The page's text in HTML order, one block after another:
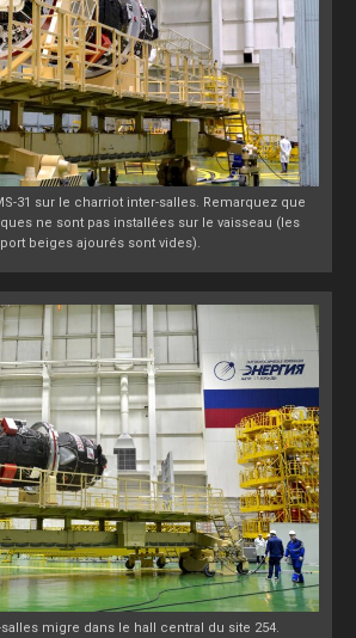
31 sur le charriot inter-salles. Remarquez que
ne sont pas installées sur le vaisseau (les
beiges ajourés sont vides).
migre dans le hall central du site 254.